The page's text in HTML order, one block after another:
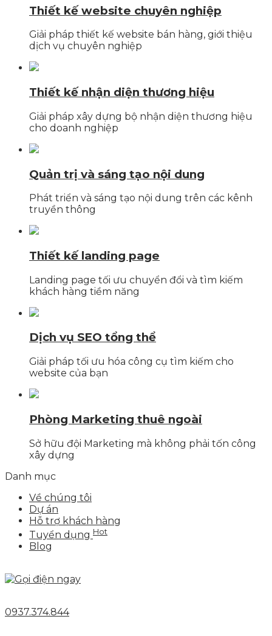
Thiết kế website chuyên nghiệp
Giải pháp thiết kế website bán hàng, giới thiệu
dịch vụ chuyên nghiệp
Thiết kế nhận diện thương hiệu
Giải pháp xây dựng bộ nhận diện thương hiệu
cho doanh nghiệp
Quản trị và sáng tạo nội dung
Phát triển và sáng tạo nội dung trên các kênh
truyền thông
Thiết kế landing page
Landing page tối ưu chuyển đổi và tìm kiếm
khách hàng tiềm năng
Dịch vụ SEO tổng thể
Giải pháp tối ưu hóa công cụ tìm kiếm cho
website của bạn
Phòng Marketing thuê ngoài
Sở hữu đội Marketing mà không phải tốn công
xây dựng
Danh mục
Về chúng tôi
Dự án
Hỗ trợ khách hàng
Tuyển dụng Hot
Blog
0937.374.844